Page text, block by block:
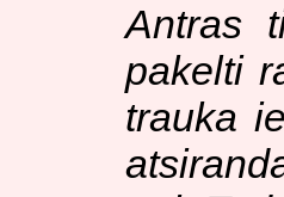
Antras
pakelti
trauka